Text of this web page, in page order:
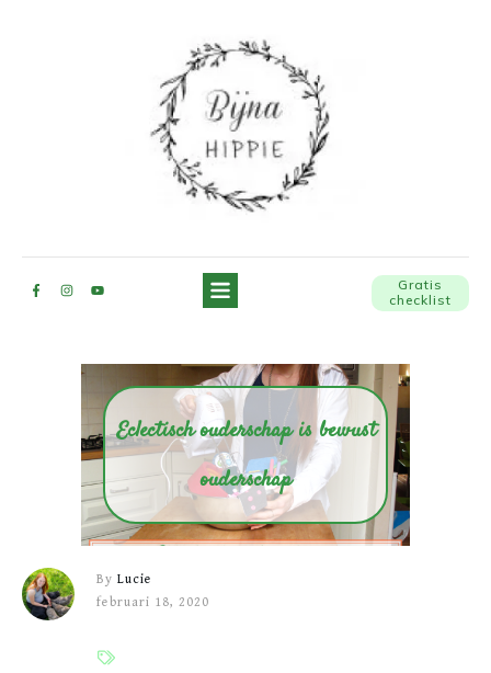
Gratis
checklist
Eclectisch ouderschap is bewust
ouderschap
By Lucie
februari 18, 2020